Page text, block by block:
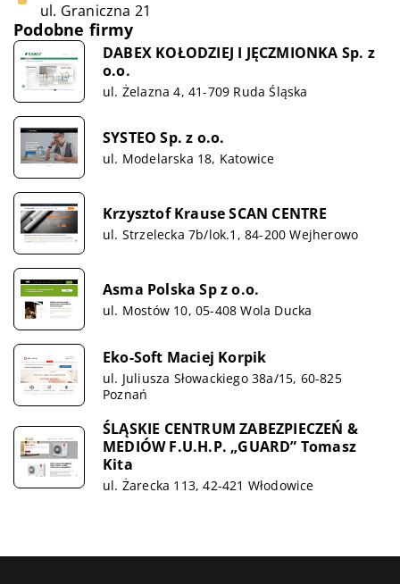
ul. Graniczna 21
Podobne firmy
DABEX KOŁODZIEJ I JĘCZMIONKA Sp. z
o.o.
ul. Żelazna 4, 41-709 Ruda Śląska
SYSTEO Sp. z o.o.
ul. Modelarska 18, Katowice
Krzysztof Krause SCAN CENTRE
ul. Strzelecka 7b/lok.1, 84-200 Wejherowo
Asma Polska Sp z o.o.
ul. Mostów 10, 05-408 Wola Ducka
Eko-Soft Maciej Korpik
ul. Juliusza Słowackiego 38a/15, 60-825
Poznań
ŚLĄSKIE CENTRUM ZABEZPIECZEŃ &
MEDIÓW F.U.H.P. „GUARD” Tomasz
Kita
ul. Żarecka 113, 42-421 Włodowice